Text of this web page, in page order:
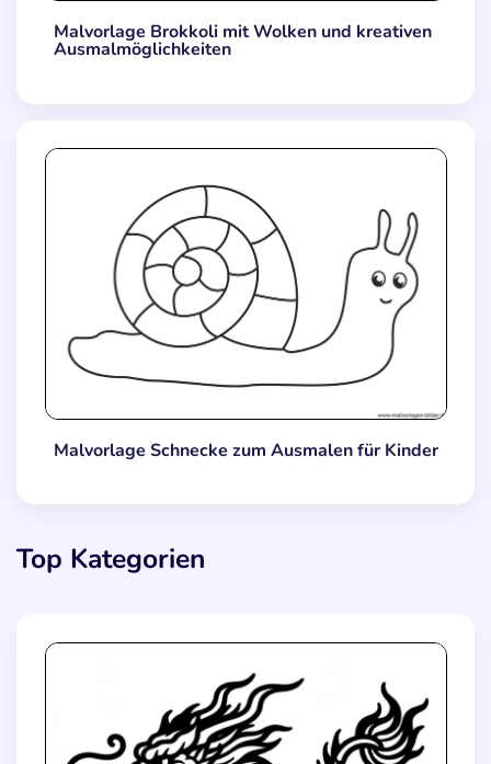
Malvorlage Brokkoli mit Wolken und kreativen
Ausmalmöglichkeiten
Malvorlage Schnecke zum Ausmalen für Kinder
Top Kategorien